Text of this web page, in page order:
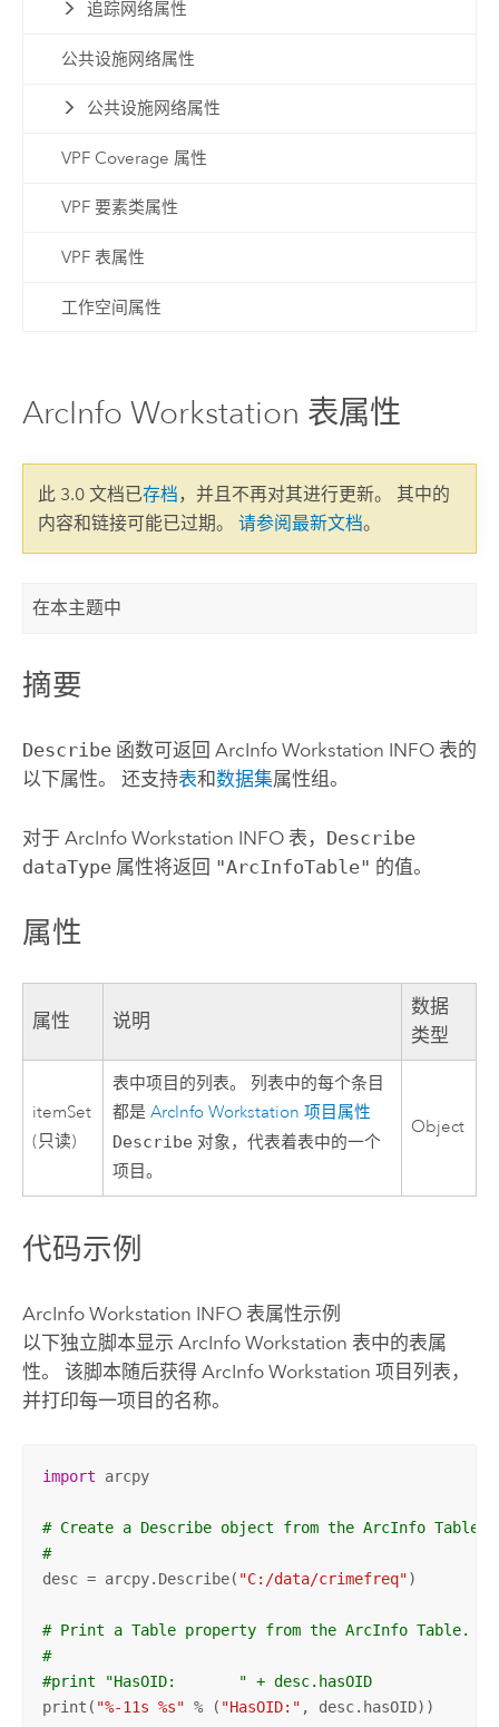
追踪网络属性
公共设施网络属性
公共设施网络属性
VPF Coverage 属性
VPF 要素类属性
VPF 表属性
工作空间属性
ArcInfo Workstation 表属性
此 3.0 文档已存档，并且不再对其进行更新。 其中的
内容和链接可能已过期。 请参阅最新文档。
在本主题中
摘要
Describe函数可返回 ArcInfo Workstation INFO 表的
以下属性。 还支持表和数据集属性组。
对于 ArcInfo Workstation INFO 表， Describe
dataType属性将返回 "ArcInfoTable" 的值。
属性
属性 说明
数据
类型
itemSet
(只读)
表中项目的列表。 列表中的每个条目
都是ArcInfo Workstation 项目属性
Describe 对象，代表着表中的一个
项目。
Object
代码示例
ArcInfo Workstation INFO 表属性示例
以下独立脚本显示 ArcInfo Workstation 表中的表属
性。 该脚本随后获得 ArcInfo Workstation 项目列表，
并打印每一项目的名称。
import arcpy
# Create a Describe object from the ArcInfo Table.
#
desc = arcpy.Describe( "C:/data/crimefreq")
# Print a Table property from the ArcInfo Table.
#
#print "HasOID:       " + desc.hasOID
print( "%-11s %s" % ( "HasOID:" , desc.hasOID))